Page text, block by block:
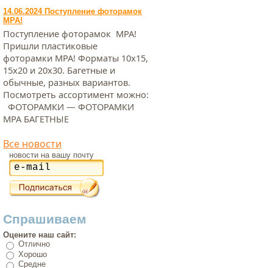
14.06.2024 Поступление фоторамок
МРА!
Поступление фоторамок МРА!
Пришли пластиковые
фоторамки МРА! Форматы 10х15,
15х20 и 20х30. Багетные и
обычные, разных вариантов.
Посмотреть ассортимент можно:
ФОТОРАМКИ — ФОТОРАМКИ
МРА БАГЕТНЫЕ
Все новости
новости на вашу почту
Спрашиваем
Оцените наш сайт:
Отлично
Хорошо
Средне